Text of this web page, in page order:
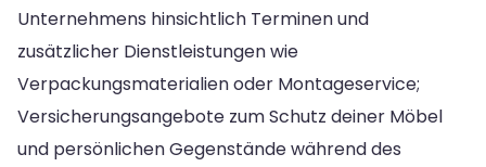
Unternehmens hinsichtlich Terminen und
zusätzlicher Dienstleistungen wie
Verpackungsmaterialien oder Montageservice;
Versicherungsangebote zum Schutz deiner Möbel
und persönlichen Gegenstände während des